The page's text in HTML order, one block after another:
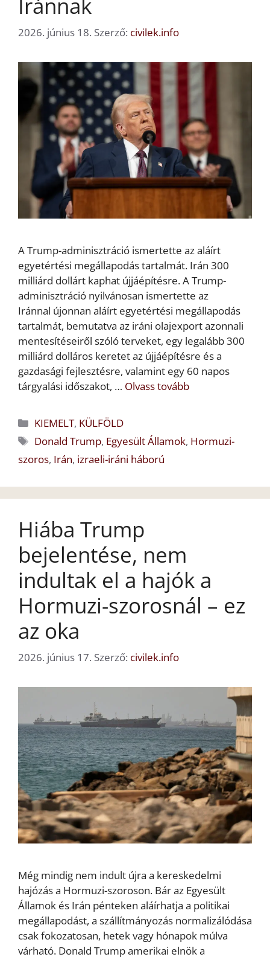
2026. június 18. Szerző: civilek.info
A Trump-adminisztráció ismertette az aláírt
egyetértési megállapodás tartalmát. Irán 300
milliárd dollárt kaphat újjáépítésre. A Trump-
adminisztráció nyilvánosan ismertette az
Iránnal újonnan aláírt egyetértési megállapodás
tartalmát, bemutatva az iráni olajexport azonnali
mentesítéseiről szóló terveket, egy legalább 300
milliárd dolláros keretet az újjáépítésre és a
gazdasági fejlesztésre, valamint egy 60 napos
tárgyalási időszakot, … Olvass tovább
Kategória
KIEMELT, KÜLFÖLD
Címkék
Donald Trump, Egyesült Államok, Hormuzi-
szoros, Irán, izraeli-iráni háború
Hiába Trump
bejelentése, nem
indultak el a hajók a
Hormuzi-szorosnál – ez
az oka
2026. június 17. Szerző: civilek.info
Még mindig nem indult újra a kereskedelmi
hajózás a Hormuzi-szoroson. Bár az Egyesült
Államok és Irán pénteken aláírhatja a politikai
megállapodást, a szállítmányozás normalizálódása
csak fokozatosan, hetek vagy hónapok múlva
várható. Donald Trump amerikai elnök a